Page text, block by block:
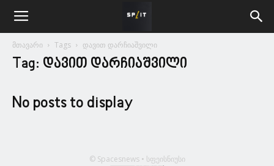
მთავარი Tags დავით დარჩიაშვილი
Tag: დავით დარჩიაშვილი
No posts to display
© Spacesnews • სფეისნიუსი